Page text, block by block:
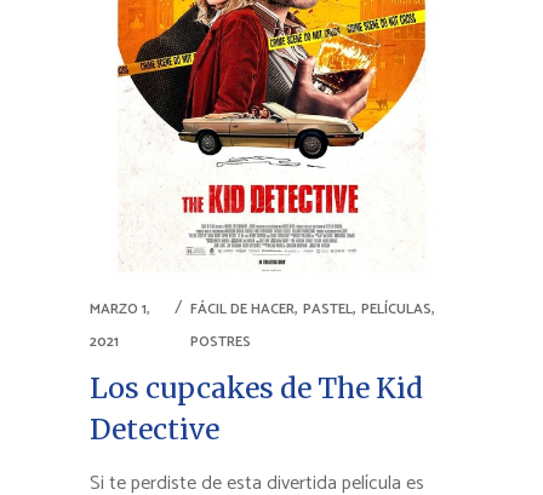
MARZO 1,
2021
FÁCIL DE HACER,PASTEL,PELÍCULAS,
POSTRES
Los cupcakes de The Kid
Detective
Si te perdiste de esta divertida película es